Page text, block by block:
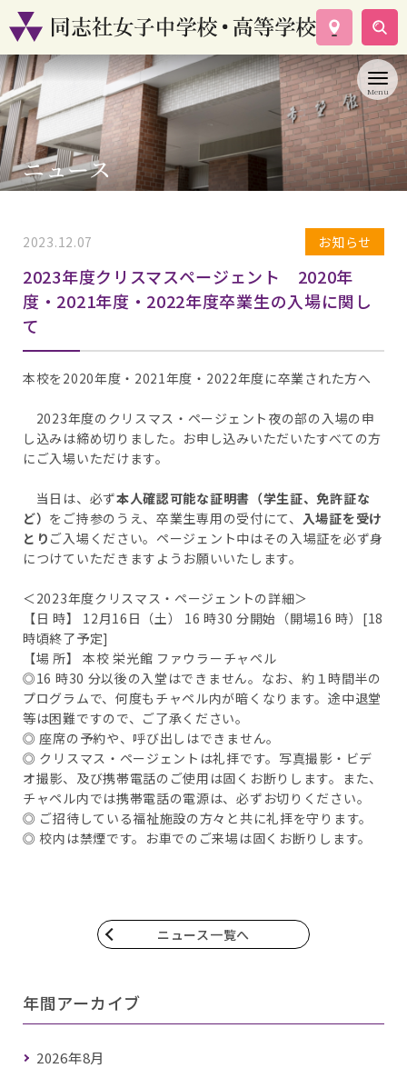
学校案内
コース紹介
学校生活
入試情報
資料請求
ニュース
2023.12.07 お知らせ
2023年度クリスマスページェント 2020年
度・2021年度・2022年度卒業生の入場に関し
て
本校を2020年度・2021年度・2022年度に卒業された方へ
2023年度のクリスマス・ページェント夜の部の入場の申
し込みは締め切りました。お申し込みいただいたすべての方
にご入場いただけます。
当日は、必ず本人確認可能な証明書（学生証、免許証な
ど） をご持参のうえ、卒業生専用の受付にて、 入場証を受け
とり ご入場ください。ページェント中はその入場証を必ず身
につけていただきますようお願いいたします。
＜2023年度クリスマス・ページェントの詳細＞
【日 時】 12月16日（土） 16 時30 分開始（開場16 時）[18
時頃終了予定]
【場 所】 本校 栄光館 ファウラーチャペル
◎16 時30 分以後の入堂はできません。なお、約１時間半の
プログラムで、何度もチャペル内が暗くなります。途中退堂
等は困難ですので、ご了承ください。
◎ 座席の予約や、呼び出しはできません。
◎ クリスマス・ページェントは礼拝です。写真撮影・ビデ
オ撮影、及び携帯電話のご使用は固くお断りします。また、
チャペル内では携帯電話の電源は、必ずお切りください。
◎ ご招待している福祉施設の方々と共に礼拝を守ります。
◎ 校内は禁煙です。お車でのご来場は固くお断りします。
ニュース一覧へ
年間アーカイブ
2026年8月